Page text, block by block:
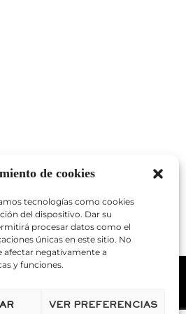
de cookies
tecnologías como cookies
del dispositivo. Dar su
procesar datos como el
únicas en este sitio. No
negativamente a
y funciones.
VER PREFERENCIAS